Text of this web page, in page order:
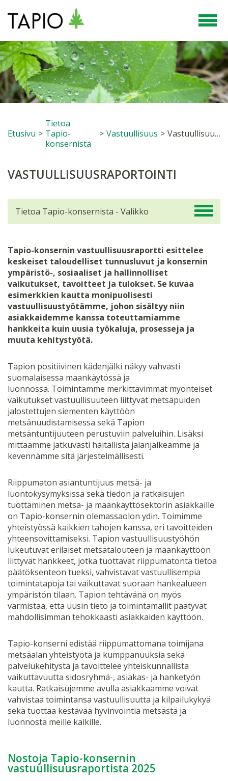
Etusivu >
Tietoa
Tapio-
konsernista
> Vastuullisuus > Vastuullisuusraportointi
VASTUULLISUUSRAPORTOINTI
Tapio-konsernin vastuullisuusraportti esittelee
keskeiset taloudelliset tunnusluvut ja konsernin
ympäristö-, sosiaaliset ja hallinnolliset
vaikutukset, tavoitteet ja tulokset. Se kuvaa
esimerkkien kautta monipuolisesti
vastuullisuustyötämme, johon sisältyy niin
asiakkaidemme kanssa toteuttamiamme
hankkeita kuin uusia työkaluja, prosesseja ja
muuta kehitystyötä.
Tapion positiivinen kädenjälki näkyy vahvasti
suomalaisessa maankäytössä ja
luonnossa. Toimintamme merkittävimmät myönteiset
vaikutukset vastuullisuuteen liittyvät metsäpuiden
jalostettujen siementen käyttöön
metsänuudistamisessa sekä Tapion
metsäntuntijuuteen perustuviin palveluihin. Lisäksi
mittaamme jatkuvasti haitallista jalanjälkeämme ja
kevennämme sitä järjestelmällisesti.
Riippumaton asiantuntijuus metsä- ja
luontokysymyksissä sekä tiedon ja ratkaisujen
tuottaminen metsä- ja maankäyttösektorin asiakkaille
on Tapio-konsernin olemassaolon ydin. Toimimme
yhteistyössä kaikkien tahojen kanssa, eri tavoitteiden
yhteensovittamiseksi. Tapion vastuullisuustyöhön
lukeutuvat erilaiset metsätalouteen ja maankäyttöön
liittyvät hankkeet, jotka tuottavat riippumatonta tietoa
päätöksenteon tueksi, vahvistavat vastuullisempia
toimintatapoja tai vaikuttavat suoraan hankealueen
ympäristön tilaan. Tapion tehtävänä on myös
varmistaa, että uusin tieto ja toimintamallit päätyvät
mahdollisimman tehokkaasti asiakkaiden käyttöön.
Tapio-konserni edistää riippumattomana toimijana
metsäalan yhteistyötä ja kumppanuuksia sekä
palvelukehitystä ja tavoittelee yhteiskunnallista
vaikuttavuutta sidosryhmä-, asiakas- ja hanketyön
kautta. Ratkaisujemme avulla asiakkaamme voivat
vahvistaa toimintansa vastuullisuutta ja kilpailukykyä
sekä tuottaa kestävää hyvinvointia metsästä ja
luonnosta meille kaikille.
Nostoja Tapio-konsernin
vastuullisuusraportista 2025
Tietoa Tapio-konsernista - Valikko